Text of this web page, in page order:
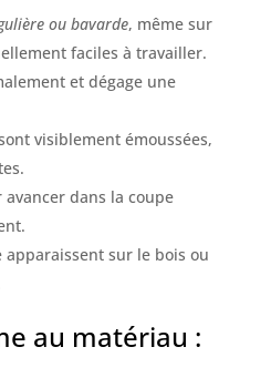
ou bavarde, même sur
faciles à travailler.
et dégage une
visiblement émoussées,
dans la coupe
sur le bois ou
au matériau :